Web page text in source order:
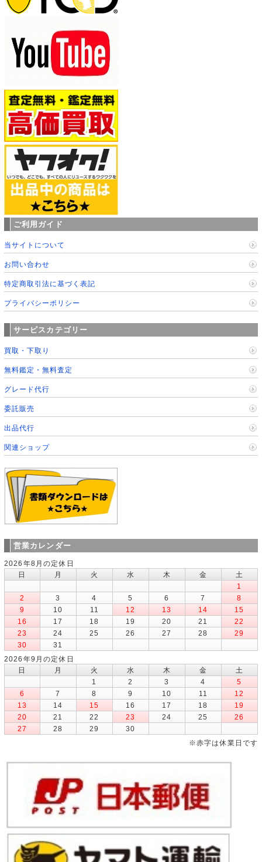
ご利用ガイド
当サイトについて
お問い合わせ
特定商取引法に基づく表記
プライバシーポリシー
サービスカテゴリー
買取・下取り
無料鑑定・無料査定
グレード代行
委託販売
出品代行
関連ショップ
営業カレンダー
2026年8月の定休日
日
月 火 水 木 金
土
1
2
3 4 5 6 7
8
9
10 11 12 13 14
15
16
17 18 19 20 21
22
23
24 25 26 27 28
29
30
31
2026年9月の定休日
日
月 火 水 木 金
土
1
2 3 4
5
6
7 8 9 10 11
12
13
14 15 16 17 18
19
20
21 22 23 24 25
26
27
28 29
30
※赤字は休業日です